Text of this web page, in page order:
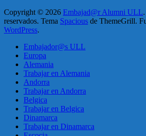
Copyright © 2026 Embajad@r Alumni ULL
reservados. Tema Spacious de ThemeGrill.
WordPress.
Embajador@s ULL
Europa
Alemania
Trabajar en Alemania
Andorra
Trabajar en Andorra
Belgica
Trabajar en Belgica
Dinamarca
Trabajar en Dinamarca